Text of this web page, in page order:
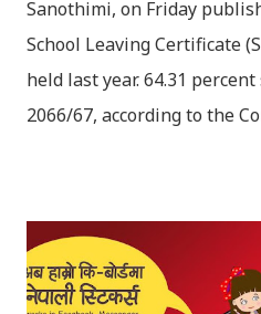
Sanothimi, on Friday
School Leaving Certificate
held last year. 64.31
2066/67, according to the
Download the file and
Congratulations to all, who
if you want to see your